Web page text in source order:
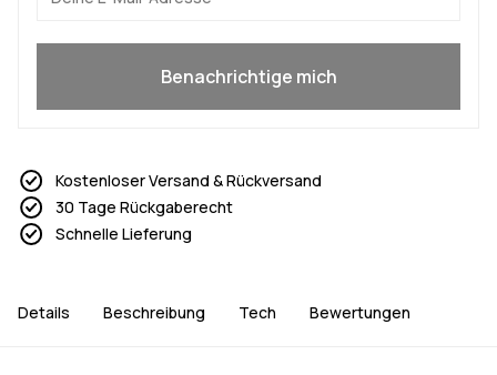
Benachrichtige mich
Kostenloser Versand & Rückversand
30 Tage Rückgaberecht
Schnelle Lieferung
Details Beschreibung Tech Bewertungen